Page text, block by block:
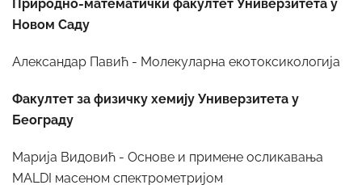
Природно-математички факултет Универзитета у
Новом Саду
Александар Павић - Молекуларна екотоксикологија
Факултет за физичку хемију Универзитета у
Београду
Марија Видовић - Основе и примене осликавања
MALDI масеном спектрометријом